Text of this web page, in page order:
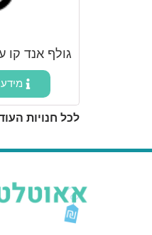
גולף אנד קו
לכל חנויות